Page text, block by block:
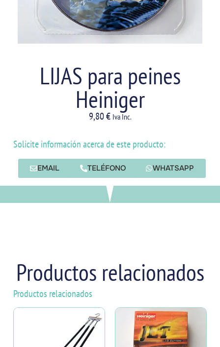
LIJAS para peines
Heiniger
9,80€ Iva Inc.
Solicite información acerca de este producto:
EMAIL TELÉFONO WHATSAPP
Productos relacionados
Productos relacionados